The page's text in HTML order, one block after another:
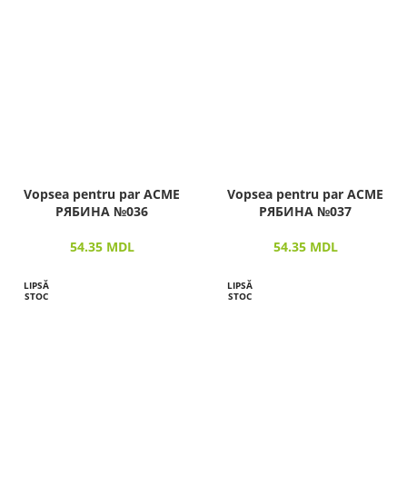
Vopsea pentru par ACME
РЯБИНА №036
54.35 MDL
Vopsea pentru par ACME
РЯБИНА №037
54.35 MDL
LIPSĂ
STOC
LIPSĂ
STOC